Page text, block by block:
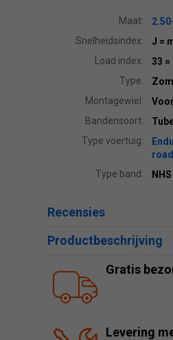
Maat:
Snelheidsindex:
J =
Load index:
33 =
Type:
Montagewiel:
Bandensoort:
Type voertuig:
road
Type band:
NHS
Recensies
Productbeschrijving
Gratis
Levering